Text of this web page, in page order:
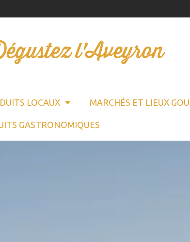
l'Aveyron
LOCAUX MARCHÉS ET LIEUX
GASTRONOMIQUES